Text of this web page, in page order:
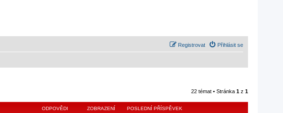
Přihlásit se
Registrovat
22 témat • Stránka 1 z 1
ODPOVĚDI ZOBRAZENÍ POSLEDNÍ PŘÍSPĚVEK